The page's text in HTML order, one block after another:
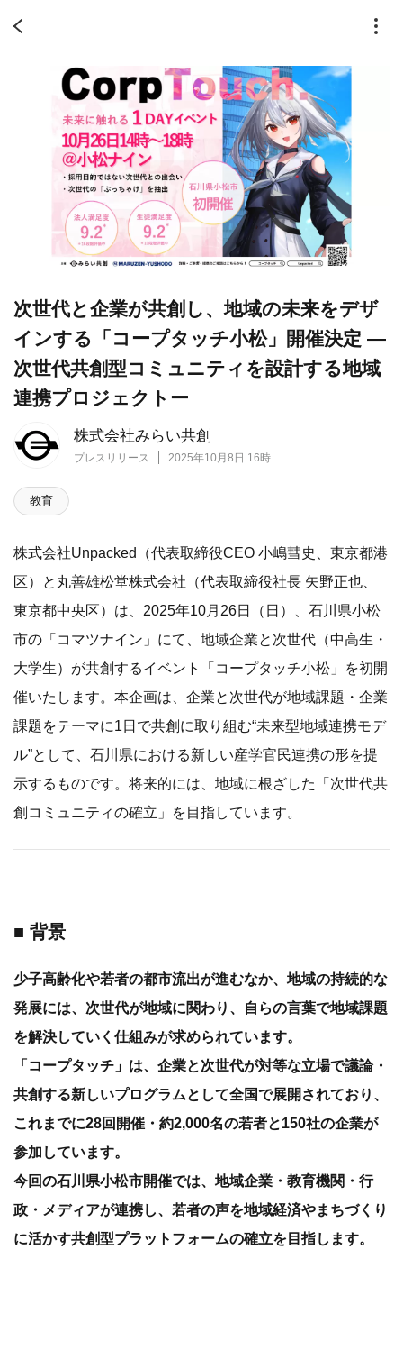
株式会社みらい共創
プレスリリース 2025年10月8日 16時
次世代と企業が共創し、地域の未来をデザ
インする「コープタッチ小松」開催決定 ―
次世代共創型コミュニティを設計する地域
連携プロジェクトー
教育
株式会社Unpacked（代表取締役CEO 小嶋彗史、東京都港
区）と丸善雄松堂株式会社（代表取締役社長 矢野正也、
東京都中央区）は、2025年10月26日（日）、石川県小松
市の「コマツナイン」にて、地域企業と次世代（中高生・
大学生）が共創するイベント「コープタッチ小松」を初開
催いたします。本企画は、企業と次世代が地域課題・企業
課題をテーマに1日で共創に取り組む“未来型地域連携モデ
ル”として、石川県における新しい産学官民連携の形を提
示するものです。将来的には、地域に根ざした「次世代共
創コミュニティの確立」を目指しています。
■ 背景
少子高齢化や若者の都市流出が進むなか、地域の持続的な
発展には、次世代が地域に関わり、自らの言葉で地域課題
を解決していく仕組みが求められています。
「コープタッチ」は、企業と次世代が対等な立場で議論・
共創する新しいプログラムとして全国で展開されており、
これまでに28回開催・約2,000名の若者と150社の企業が
参加しています。
今回の石川県小松市開催では、地域企業・教育機関・行
政・メディアが連携し、若者の声を地域経済やまちづくり
に活かす共創型プラットフォームの確立を目指します。